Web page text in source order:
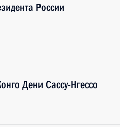
России
Дени Сассу-Нгессо